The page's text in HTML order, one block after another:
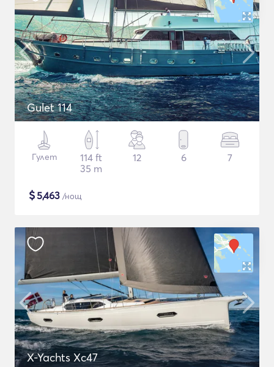
Gulet 114
Гулет
114 ft
35 m
12 6 7
$5,463 /нощ
X-Yachts Xc47